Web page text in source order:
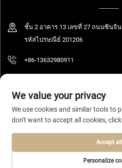
ชั้น 2 อาคาร 13 เลขที่ 27 ถนนซินจิน
รหัสไปรษณีย์ 201206
+86-13632980911
ลิขสิทธิ์ © 2026 เซี่ยงไฮ้ โบลูมิง เทคโนโล
ความเป็นส่ว
We value your privacy
We use cookies and similar tools to
don't want to accept all cookies,
Personalize
Accept all